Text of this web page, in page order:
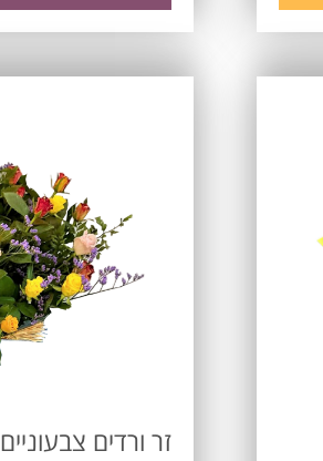
זר ורדים צבעוניים